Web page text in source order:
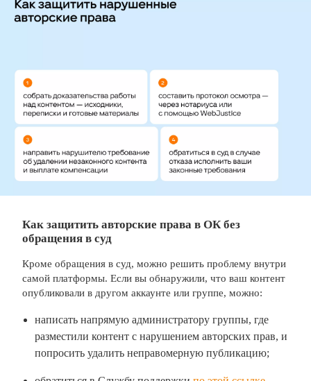
Как защитить авторские права в ОК без
обращения в суд
Кроме обращения в суд, можно решить проблему внутри
самой платформы. Если вы обнаружили, что ваш контент
опубликовали в другом аккаунте или группе, можно:
написать напрямую администратору группы, где
разместили контент с нарушением авторских прав, и
попросить удалить неправомерную публикацию;